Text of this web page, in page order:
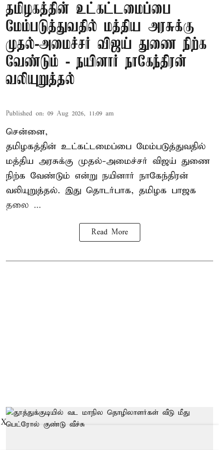
தமிழகத்தின் உட்கட்டமைப்பை
மேம்படுத்துவதில் மத்திய அரசுக்கு
முதல்-அமைச்சர் விஜய் துணை நிற்க
வேண்டும் - நயினார் நாகேந்திரன்
வலியுறுத்தல்
Published on: 09 Aug 2026, 11:09 am
சென்னை,
தமிழகத்தின் உட்கட்டமைப்பை மேம்படுத்துவதில்
மத்திய அரசுக்கு முதல்-அமைச்சர் விஜய் துணை
நிற்க வேண்டும் என்று நயினார் நாகேந்திரன்
வலியுறுத்தல். இது தொடர்பாக, தமிழக பாஜக
தலை ...
Read More
X